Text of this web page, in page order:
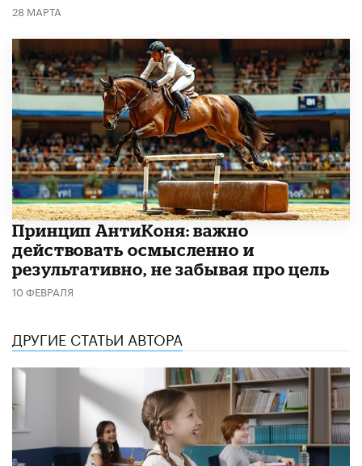
28 МАРТА
Принцип АнтиКоня: важно
действовать осмысленно и
результативно, не забывая про цель
10 ФЕВРАЛЯ
ДРУГИЕ СТАТЬИ АВТОРА